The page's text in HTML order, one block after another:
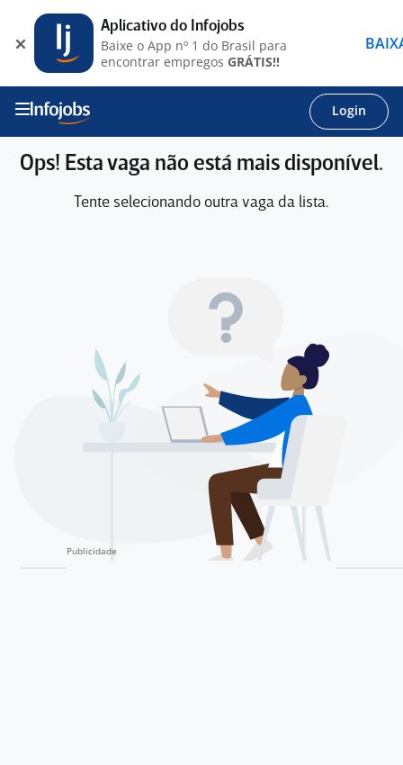
Login
Ops! Esta vaga não está mais disponível.
Tente selecionando outra vaga da lista.
Aplicativo do Infojobs
Baixe o App nº 1 do Brasil para
encontrar empregos GRÁTIS!!